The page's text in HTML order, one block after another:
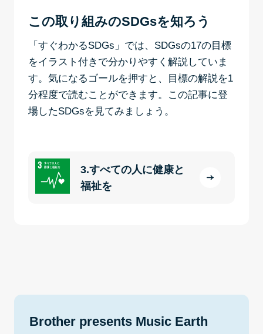
この取り組みのSDGsを知ろう
「すぐわかるSDGs」では、SDGsの17の目標
をイラスト付きで分かりやすく解説していま
す。気になるゴールを押すと、目標の解説を1
分程度で読むことができます。この記事に登
場したSDGsを見てみましょう。
3.すべての人に健康と
福祉を
Brother presents Music Earth